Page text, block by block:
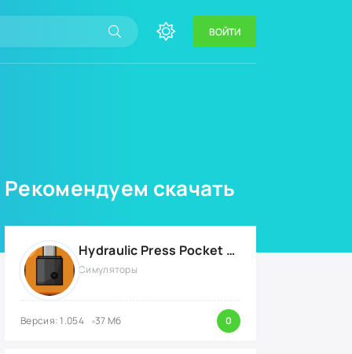
ВОЙТИ
Рекомендуем скачать
Hydraulic Press Pocket {ВЗЛОМ: бесконечные деньги}
Симуляторы
Версия: 1.054 37 Мб 0